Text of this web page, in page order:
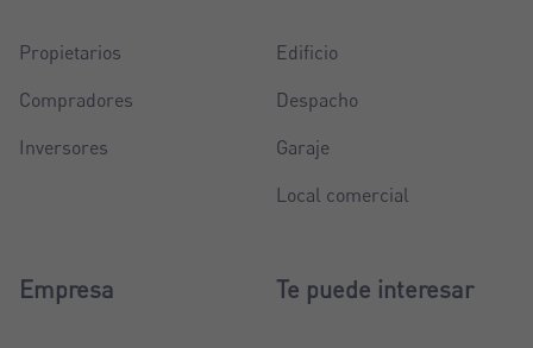
Propietarios
Compradores
Inversores
Edificio
Despacho
Garaje
Local comercial
Empresa Te puede interesar